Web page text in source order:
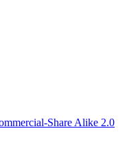
Share Alike 2.0